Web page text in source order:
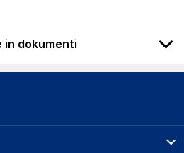
in dokumenti
to plastično vrečko stran od